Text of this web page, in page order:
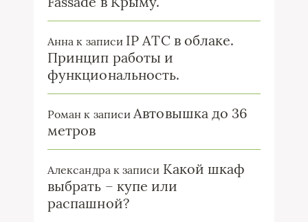
Анна к записи IP ATC в облаке.
Принцип работы и
функциональность.
Роман к записиАвтовышка до 36
метров
Александрак записи Какой шкаф
выбрать – купе или
распашной?